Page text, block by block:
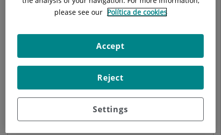
Gabriel Jaime Londoño Rojas
FACULTATIVO ESPECIALISTA
OFTALMOLOGÍA
Oftalmología
please see our Política de cookies
Settings
Reject
Accept